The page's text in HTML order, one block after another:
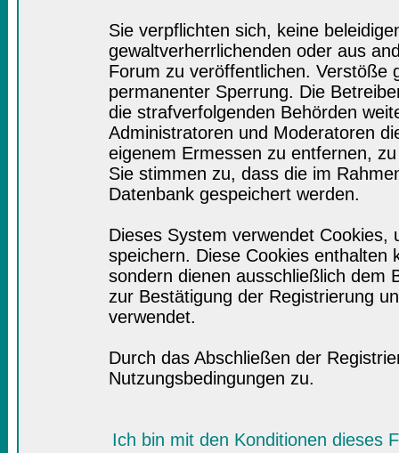
Sie verpflichten sich, keine
gewaltverherrlichenden oder aus
Forum zu veröffentlichen. Verstöße
permanenter Sperrung. Die
die strafverfolgenden Behörden
Administratoren und Moderatoren
eigenem Ermessen zu entfernen,
Sie stimmen zu, dass die im
Datenbank gespeichert werden.
Dieses System verwendet
speichern. Diese Cookies enthalten
sondern dienen ausschließlich dem
zur Bestätigung der Registrierung
verwendet.
Durch das Abschließen der
Nutzungsbedingungen zu.
Ich bin mit den Konditionen dieses